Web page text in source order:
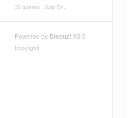
39 queries , Gzip On.
Powered by Discuz! X3.5
!copyright!